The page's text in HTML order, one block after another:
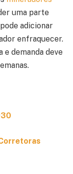
uma parte
adicionar
enfraquecer.
demanda deve